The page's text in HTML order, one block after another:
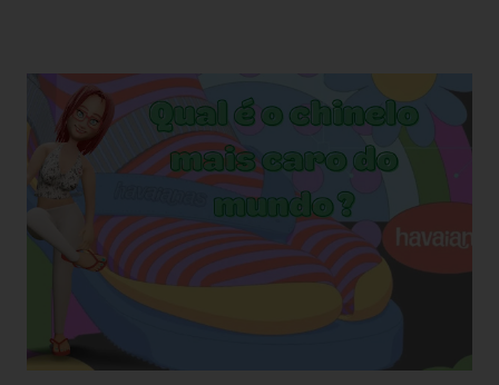
que um look com chinelo, não é mesmo? Não se preocupe,
existem ótimas técnicas que você pode usar para limpar e
deixar seu chinelo branco brilhando novamente. Aprenda
como fazer isso agora mesmo! Um chinelo que combina
muito bem com peças jeans é o chinelo havaianas modelo
tradicional, o modelo bicolor da havaianas. Principalmente o
modelo na versão branco e azul claro. Como manter
havaianas branca O chinelo branco é uma peça elegante que
combina com quase tudo, mas precisa de um pouco de ...